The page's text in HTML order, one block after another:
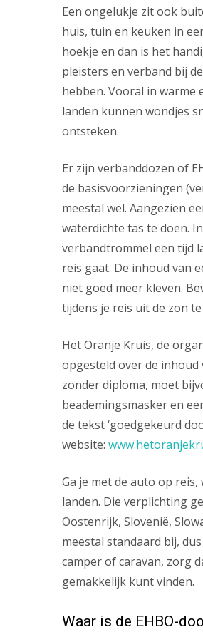
Een ongelukje zit ook
huis, tuin en keuken in
hoekje en dan is het
pleisters en verband bij
hebben. Vooral in warme
landen kunnen wondjes
ontsteken.
Er zijn verbanddozen of
de basisvoorzieningen
meestal wel. Aangezien
waterdichte tas te doen.
verbandtrommel een tijd
reis gaat. De inhoud van
niet goed meer kleven.
tijdens je reis uit de zon
Het Oranje Kruis, de
opgesteld over de inhoud
zonder diploma, moet
beademingsmasker en
de tekst ‘goedgekeurd
website:
Ga je met de auto op
landen. Die verplichting
Oostenrijk, Slovenië,
meestal standaard bij,
camper of caravan, zorg
gemakkelijk kunt vinden.
Waar is de EHBO-